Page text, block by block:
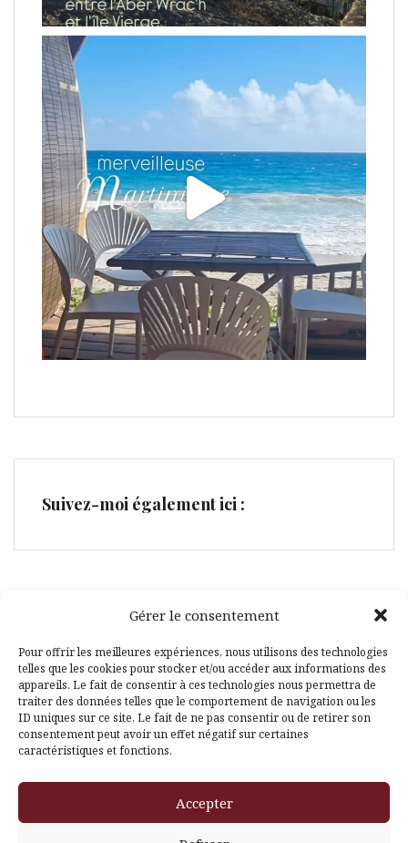
Gérer le consentement
Pour offrir les meilleures expériences, nous utilisons des technologies
telles que les cookies pour stocker et/ou accéder aux informations des
appareils. Le fait de consentir à ces technologies nous permettra de
traiter des données telles que le comportement de navigation ou les
ID uniques sur ce site. Le fait de ne pas consentir ou de retirer son
consentement peut avoir un effet négatif sur certaines
caractéristiques et fonctions.
Accepter
Suivez-moi également ici :
Facebook
Pinterest
Themeisle